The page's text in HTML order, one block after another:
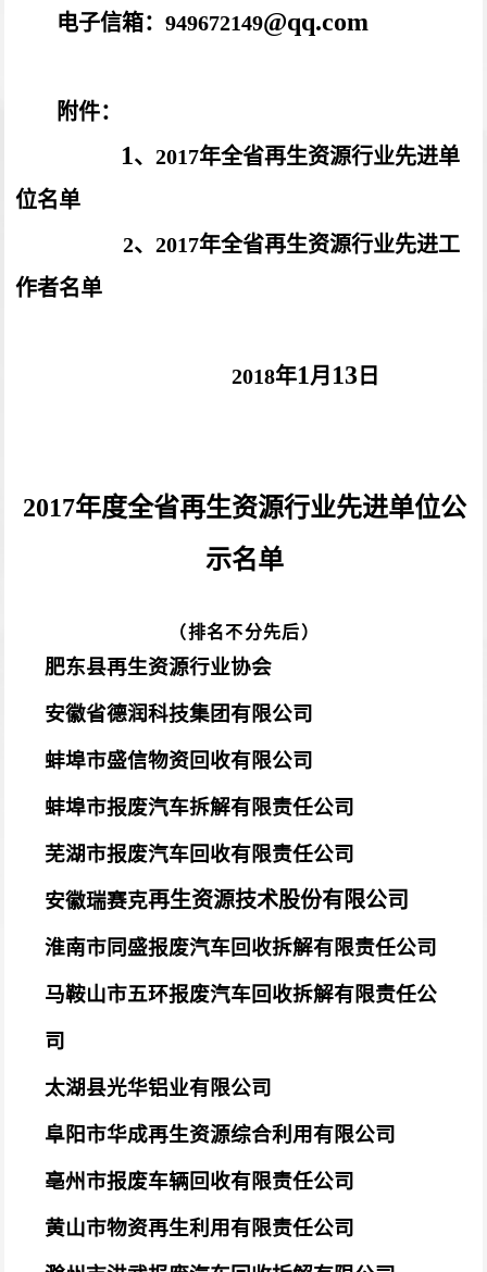
电子信箱：949672149@qq.com
附件：
1、2017年全省再生资源行业先进单
位名单
2、2017年全省再生资源行业先进工
作者名单
2018年1月 13日
2017年度全省再生资源行业先进单位公
示名单
（排名不分先后）
肥东县再生资源行业协会
安徽省德润科技集团有限公司
蚌埠市盛信物资回收有限公司
蚌埠市报废汽车拆解有限责任公司
芜湖市报废汽车回收有限责任公司
安徽瑞赛克再生资源技术股份有限公司
淮南市同盛报废汽车回收拆解有限责任公司
马鞍山市五环报废汽车回收拆解有限责任公
司
太湖县光华铝业有限公司
阜阳市华成再生资源综合利用有限公司
亳州市报废车辆回收有限责任公司
黄山市物资再生利用有限责任公司